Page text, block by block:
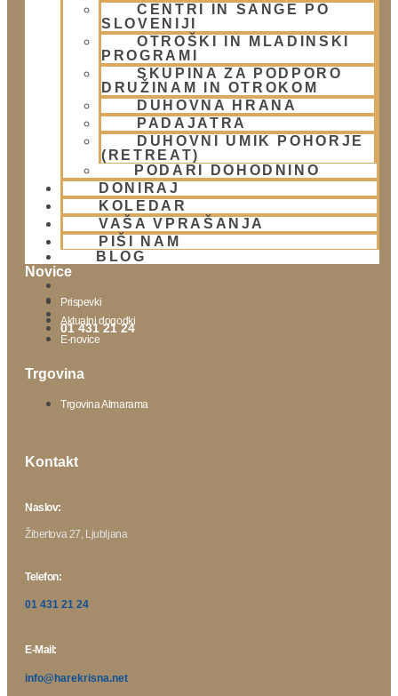
CENTRI IN SANGE PO
SLOVENIJI
OTROŠKI IN MLADINSKI
PROGRAMI
SKUPINA ZA PODPORO
DRUŽINAM IN OTROKOM
DUHOVNA HRANA
PADAJATRA
DUHOVNI UMIK POHORJE
(RETREAT)
PODARI DOHODNINO
DONIRAJ
KOLEDAR
VAŠA VPRAŠANJA
PIŠI NAM
BLOG
01 431 21 24
Klikni gumb spodaj.
Doniraj
Obišči nas
Lokacija
Urnik templja
Nedeljsko srečanje
Parkiranje
Politika zasebnosti
Novice
Prispevki
Aktualni dogodki
E-novice
Trgovina
Trgovina Atmarama
Kontakt
Naslov:
Žibertova 27, Ljubljana
Telefon:
01 431 21 24
E-Mail:
info@harekrisna.net